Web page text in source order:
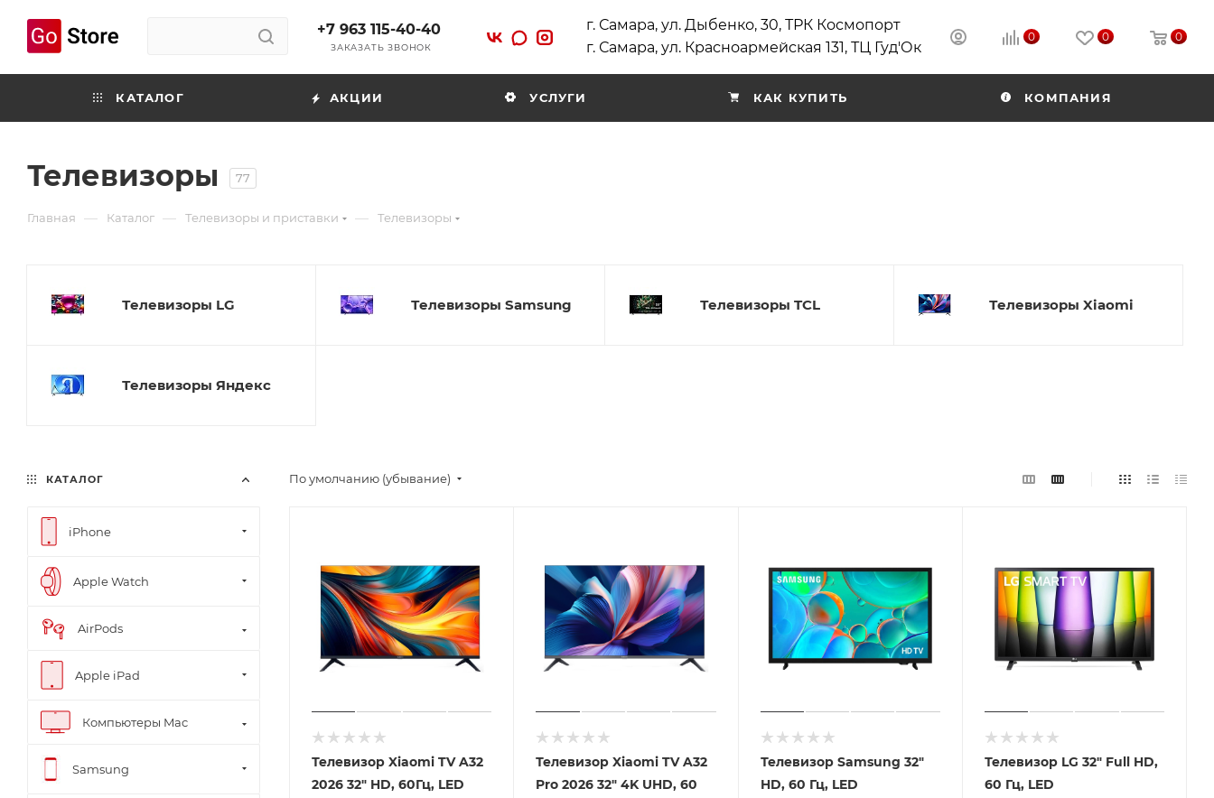
+7 963 115-40-40
ЗАКАЗАТЬ ЗВОНОК
г. Самара, ул. Дыбенко, 30, ТРК Космопорт
г. Самара, ул. Красноармейская 131, ТЦ Гуд'Ок
0 0 0
КАТАЛОГ АКЦИИ УСЛУГИ КАК КУПИТЬ КОМПАНИЯ
Телевизоры 77
Главная — Каталог — Телевизоры и приставки — Телевизоры
Телевизоры LG Телевизоры Samsung Телевизоры TCL Телевизоры Xiaomi
Телевизоры Яндекс
По умолчанию (убывание)
Телевизор Xiaomi TV A32
2026 32" HD, 60Гц, LED
Телевизор Xiaomi TV A32
Pro 2026 32" 4K UHD, 60
Телевизор Samsung 32"
HD, 60 Гц, LED
Телевизор LG 32" Full HD,
60 Гц, LED
КАТАЛОГ
iPhone
Apple Watch
AirPods
Apple iPad
Компьютеры Mac
Samsung